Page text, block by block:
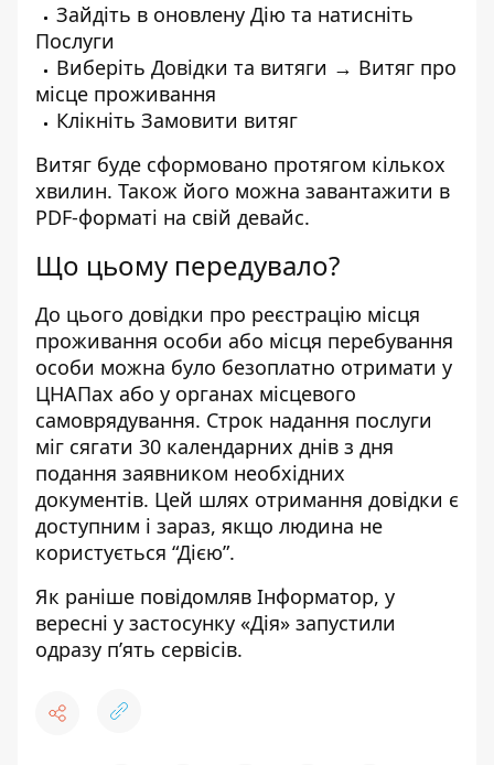
Зайдіть в оновлену Дію та натисніть
Послуги
Виберіть Довідки та витяги → Витяг про
місце проживання
Клікніть Замовити витяг
Витяг буде сформовано протягом кількох
хвилин. Також його можна завантажити в
PDF-форматі на свій девайс.
Що цьому передувало?
До цього довідки про реєстрацію місця
проживання особи або місця перебування
особи можна було безоплатно отримати у
ЦНАПах або у органах місцевого
самоврядування. Строк надання послуги
міг сягати 30 календарних днів з дня
подання заявником необхідних
документів. Цей шлях отримання довідки є
доступним і зараз, якщо людина не
користується “Дією”.
Як раніше повідомляв Інформатор, у
вересні у застосунку «Дія» запустили
одразу п’ять сервісів.